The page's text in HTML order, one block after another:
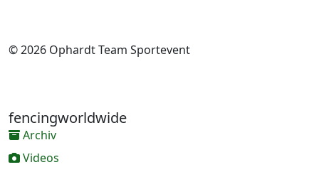
© 2026 Ophardt Team Sportevent
fencingworldwide
Archiv
Videos